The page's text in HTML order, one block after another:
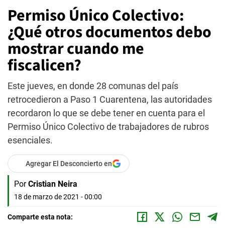
Permiso Único Colectivo:
¿Qué otros documentos debo
mostrar cuando me
fiscalicen?
Este jueves, en donde 28 comunas del país
retrocedieron a Paso 1 Cuarentena, las autoridades
recordaron lo que se debe tener en cuenta para el
Permiso Único Colectivo de trabajadores de rubros
esenciales.
Agregar El Desconcierto en
Por Cristian Neira
18 de marzo de 2021 - 00:00
Comparte esta nota: